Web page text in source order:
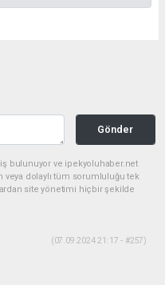
Gönder
bulunuyor ve ipekyoluhaber.net
veya dolaylı tüm sorumluluğu tek
site yönetimi hiçbir şekilde
(07.09.2024 21:17 - #257)